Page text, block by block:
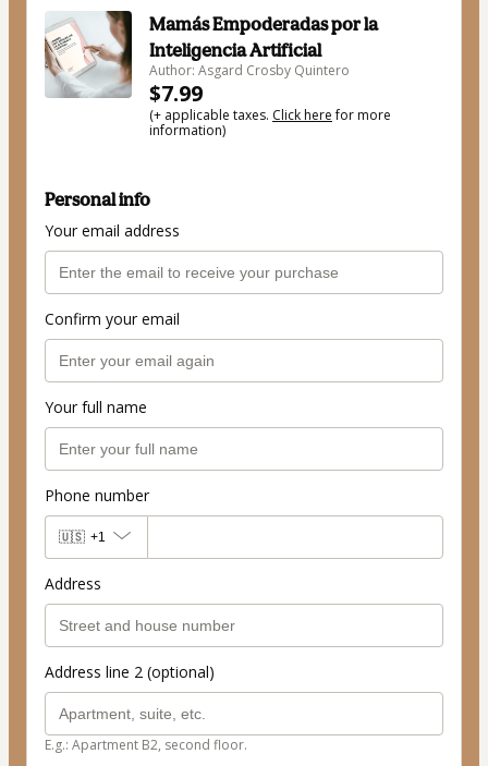
Mamás Empoderadas por la
Inteligencia Artificial
Author: Asgard Crosby Quintero
$7.99
(+ applicable taxes. Click herefor more
information)
Personal info
Your email address
Confirm your email
Your full name
Phone number
🇺🇸 +1
Address
Address line 2 (optional)
E.g.: Apartment B2, second floor.